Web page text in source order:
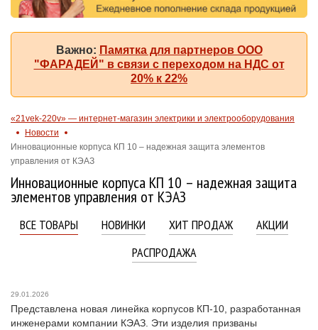
Важно: Памятка для партнеров ООО
"ФАРАДЕЙ" в связи с переходом на НДС от
20% к 22%
«21vek-220v» — интернет-магазин электрики и электрооборудования
Новости
Инновационные корпуса КП 10 – надежная защита элементов
управления от КЭАЗ
Инновационные корпуса КП 10 – надежная защита
элементов управления от КЭАЗ
ВСЕ ТОВАРЫ НОВИНКИ ХИТ ПРОДАЖ
АКЦИИ
РАСПРОДАЖА
29.01.2026
Представлена новая линейка корпусов КП‑10, разработанная
инженерами компании КЭАЗ. Эти изделия призваны